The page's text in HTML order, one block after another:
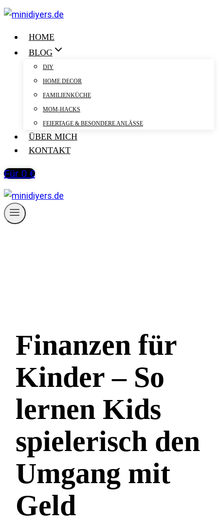
Zum
springenHOME
BLOG
DIY
HOME DECOR
FAMILIENKÜCHE
MOM-HACKS
FEIERTAGE & BESONDERE ANLÄSSE
ÜBER MICH
KONTAKT
Für 0 €
Finanzen für
Kinder – So
lernen Kids
spielerisch den
Umgang mit
Geld